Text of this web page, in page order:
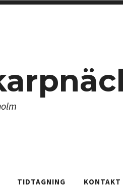
TIDTAGNING
KONTAKT